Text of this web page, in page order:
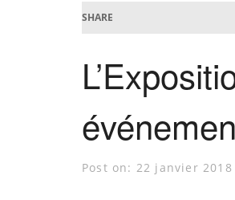
SHARE
Post on: 22 janvier 2018